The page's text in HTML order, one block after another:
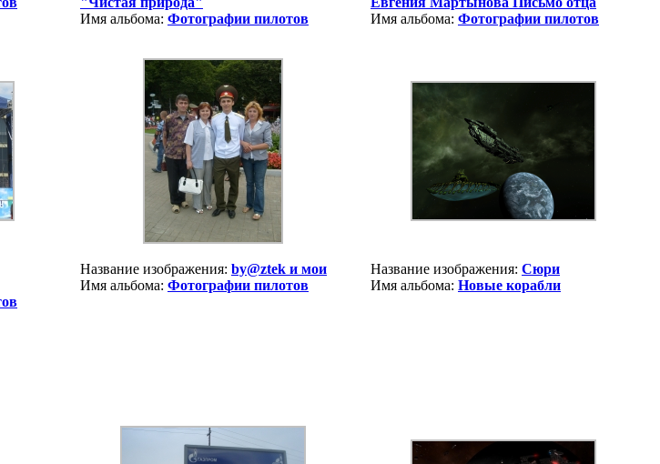
Имя альбома: Фотографии пилотов
Имя альбома: Фотографии пилотов
Название изображения: by@ztek и мои
Имя альбома: Фотографии пилотов
Название изображения: Сюри
Имя альбома: Новые корабли